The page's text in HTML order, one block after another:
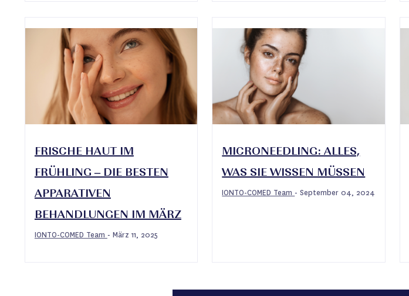
FRISCHE HAUT IM
FRÜHLING – DIE BESTEN
APPARATIVEN
BEHANDLUNGEN IM MÄRZ
IONTO-COMED Team - März 11, 2025
MICRONEEDLING: ALLES,
WAS SIE WISSEN MÜSSEN
IONTO-COMED Team - September 04, 2024